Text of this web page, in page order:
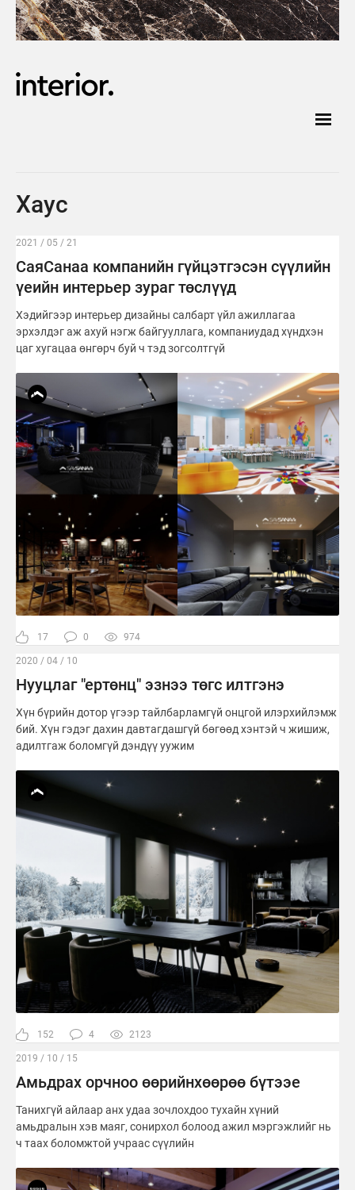
Хаус
2021 / 05 / 21
СаяСанаа компанийн гүйцэтгэсэн сүүлийн
үеийн интерьер зураг төслүүд
Хэдийгээр интерьер дизайны салбарт үйл ажиллагаа
эрхэлдэг аж ахуй нэгж байгууллага, компаниудад хүндхэн
цаг хугацаа өнгөрч буй ч тэд зогсолтгүй
17 0 974
2020 / 04 / 10
Нууцлаг "ертөнц" эзнээ төгс илтгэнэ
Хүн бүрийн дотор үгээр тайлбарламгүй онцгой илэрхийлэмж
бий. Хүн гэдэг дахин давтагдашгүй бөгөөд хэнтэй ч жишиж,
адилтгаж боломгүй дэндүү уужим
152 4 2123
2019 / 10 / 15
Амьдрах орчноо өөрийнхөөрөө бүтээе
Танихгүй айлаар анх удаа зочлохдоо тухайн хүний
амьдралын хэв маяг, сонирхол болоод ажил мэргэжлийг нь
ч таах боломжтой учраас сүүлийн